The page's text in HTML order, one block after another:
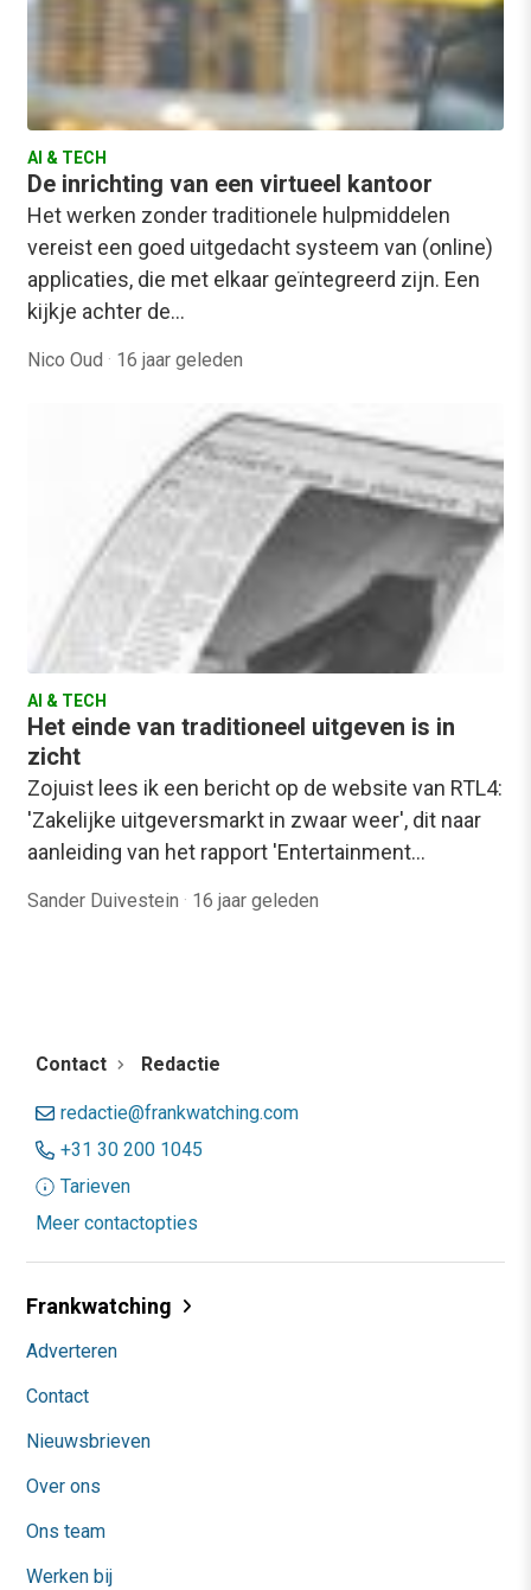
AI & TECH
De inrichting van een virtueel kantoor
Het werken zonder traditionele hulpmiddelen
vereist een goed uitgedacht systeem van (online)
applicaties, die met elkaar geïntegreerd zijn. Een
kijkje achter de…
Nico Oud · 16 jaar geleden
AI & TECH
Het einde van traditioneel uitgeven is in
zicht
Zojuist lees ik een bericht op de website van RTL4:
'Zakelijke uitgeversmarkt in zwaar weer', dit naar
aanleiding van het rapport 'Entertainment…
Sander Duivestein · 16 jaar geleden
Contact Redactie
redactie@frankwatching.com
+31 30 200 1045
Tarieven
Meer contactopties
Frankwatching
Adverteren
Contact
Nieuwsbrieven
Over ons
Ons team
Werken bij